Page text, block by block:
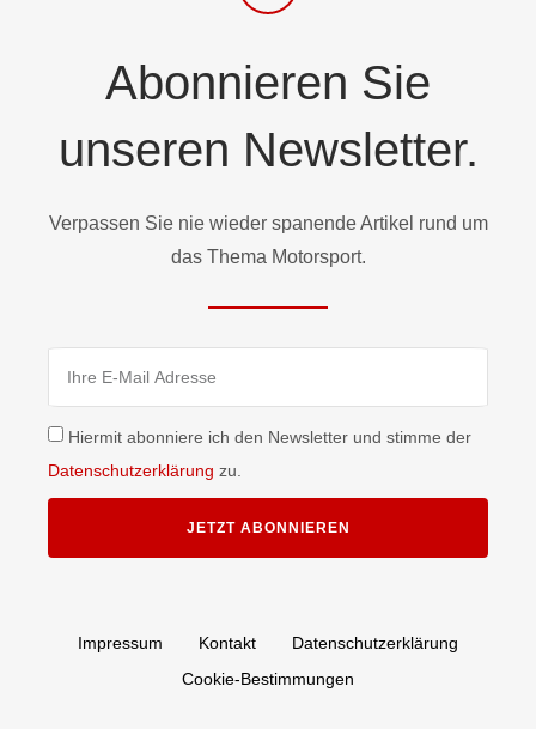
Abonnieren Sie
unseren Newsletter.
Verpassen Sie nie wieder spanende Artikel rund um
das Thema Motorsport.
Hiermit abonniere ich den Newsletter und stimme der
Datenschutzerklärung zu.
JETZT ABONNIEREN
Impressum Kontakt
Datenschutzerklärung
Cookie-Bestimmungen